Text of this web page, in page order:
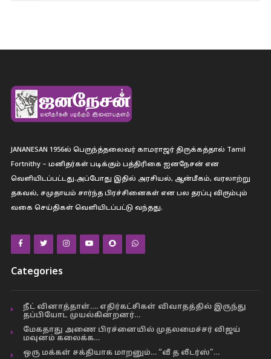
JANANESAN 1956ல் பெருந்த்தலைவர் காமராஜர் திருக்கத்தால் Tamil
Fortnithy – மனிதர்கள் படிக்கும் பத்திரிகை ஐனநேசன் என
வெளியிடப்பட்டது.அப்போது இதில் அரசியல், ஆன்மீகம், வரலாற்று
தகவல், சமுதாயம் சார்ந்த பிரச்சினைகள் என பல தரப்பு விரும்பும்
வகை செய்திகள் வெளியிடப்பட்டு வந்தது.
Categories
நீட் வினாத்தாள்…. எதிர்கட்சிகள் விவாதத்தில் இருந்து
தப்பியோட முயல்கின்றனர்…
மேகதாது அணை பிரச்னையில் முதலமைச்சர் விஜய்
மவுனம் கலைக்க…
ஒரு மக்கள் சக்தியாக மாறனும்… “வீ த லீடர்ஸ்”…